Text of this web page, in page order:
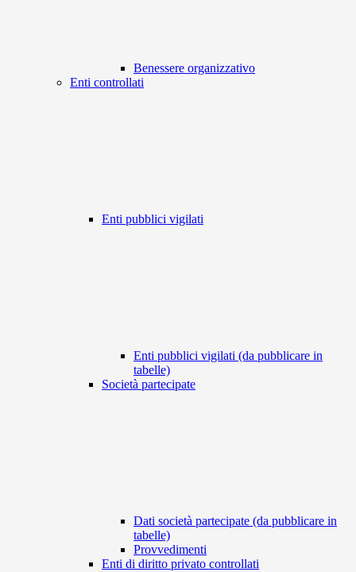
Benessere organizzativo
Enti controllati
Enti pubblici vigilati
Enti pubblici vigilati (da pubblicare in
tabelle)
Società partecipate
Dati società partecipate (da pubblicare in
tabelle)
Provvedimenti
Enti di diritto privato controllati